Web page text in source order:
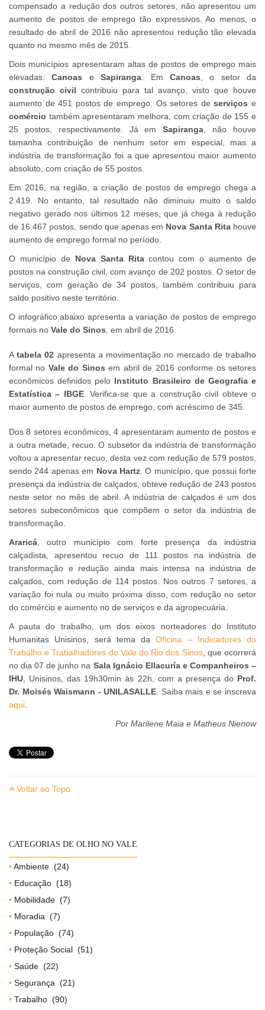
compensado a redução dos outros setores, não apresentou um
aumento de postos de emprego tão expressivos. Ao menos, o
resultado de abril de 2016 não apresentou redução tão elevada
quanto no mesmo mês de 2015.
Dois municípios apresentaram altas de postos de emprego mais
elevadas:Canoas eSapiranga . Em Canoas , o setor da
construção civil contribuiu para tal avanço, visto que houve
aumento de 451 postos de emprego. Os setores deserviços e
comércio também apresentaram melhora, com criação de 155 e
25 postos, respectivamente. Já emSapiranga , não houve
tamanha contribuição de nenhum setor em especial, mas a
indústria de transformação foi a que apresentou maior aumento
absoluto, com criação de 55 postos.
Em 2016, na região, a criação de postos de emprego chega a
2.419. No entanto, tal resultado não diminuiu muito o saldo
negativo gerado nos últimos 12 meses, que já chega à redução
de 16.467 postos, sendo que apenas em Nova Santa Ritahouve
aumento de emprego formal no período.
O município de Nova Santa Ritacontou com o aumento de
postos na construção civil, com avanço de 202 postos. O setor de
serviços, com geração de 34 postos, também contribuiu para
saldo positivo neste território.
O infográfico abaixo apresenta a variação de postos de emprego
formais no Vale do Sinos , em abril de 2016.
Atabela 02 apresenta a movimentação no mercado de trabalho
formal no Vale do Sinos em abril de 2016 conforme os setores
econômicos definidos pelo Instituto Brasileiro de Geografia e
Estatística – IBGE. Verifica-se que a construção civil obteve o
maior aumento de postos de emprego, com acréscimo de 345.
Dos 8 setores econômicos, 4 apresentaram aumento de postos e
a outra metade, recuo. O subsetor da indústria de transformação
voltou a apresentar recuo, desta vez com redução de 579 postos,
sendo 244 apenas em Nova Hartz . O município, que possui forte
presença da indústria de calçados, obteve redução de 243 postos
neste setor no mês de abril. A indústria de calçados é um dos
setores subeconômicos que compõem o setor da indústria de
transformação.
Araricá , outro município com forte presença da indústria
calçadista, apresentou recuo de 111 postos na indústria de
transformação e redução ainda mais intensa na indústria de
calçados, com redução de 114 postos. Nos outros 7 setores, a
variação foi nula ou muito próxima disso, com redução no setor
do comércio e aumento no de serviços e da agropecuária.
A pauta do trabalho, um dos eixos norteadores do Instituto
Humanitas Unisinos, será tema daOficina – Indicadores do
Trabalho e Trabalhadores do Vale do Rio dos Sinos, que ocorrerá
no dia 07 de junho na Sala Ignácio Ellacuría e Companheiros –
IHU , Unisinos, das 19h30min às 22h, com a presença do Prof.
Dr. Moisés Waismann - UNILASALLE . Saiba mais e se inscreva
aqui
Por Marilene Maia e Matheus Nienow
Voltar ao Topo
CATEGORIAS DE OLHO NO VALE
Ambiente (24)
Educação (18)
Mobilidade (7)
Moradia (7)
População (74)
Proteção Social (51)
Saúde (22)
Segurança (21)
Trabalho (90)